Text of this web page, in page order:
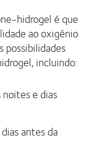
hidrogel é que
ao oxigénio
incluindo:
e dias
antes da